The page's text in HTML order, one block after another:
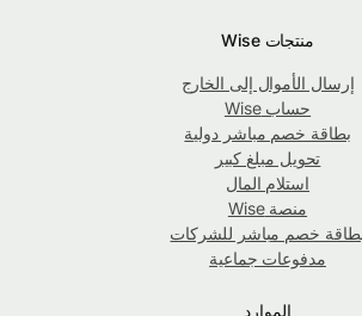
منتجات Wise
إرسال الأموال إلى الخارج
حساب Wise
بطاقة خصم مباشر دولية
تحويل مبلغ كبير
استلام المال
منصة Wise
خصم مباشر للشركات
مدفوعات جماعية
الموارد